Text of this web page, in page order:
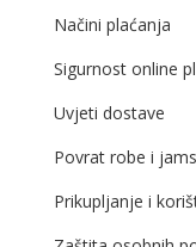
Načini plaćanja
Sigurnost online
Uvjeti dostave
Povrat robe i
Prikupljanje i